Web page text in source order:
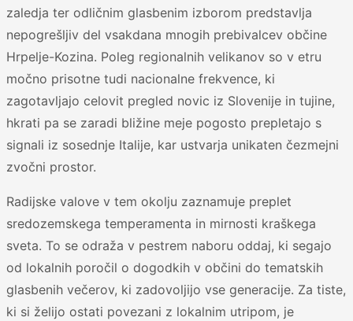
zaledja ter odličnim glasbenim izborom predstavlja
nepogrešljiv del vsakdana mnogih prebivalcev občine
Hrpelje-Kozina. Poleg regionalnih velikanov so v etru
močno prisotne tudi nacionalne frekvence, ki
zagotavljajo celovit pregled novic iz Slovenije in tujine,
hkrati pa se zaradi bližine meje pogosto prepletajo s
signali iz sosednje Italije, kar ustvarja unikaten čezmejni
zvočni prostor.
Radijske valove v tem okolju zaznamuje preplet
sredozemskega temperamenta in mirnosti kraškega
sveta. To se odraža v pestrem naboru oddaj, ki segajo
od lokalnih poročil o dogodkih v občini do tematskih
glasbenih večerov, ki zadovoljijo vse generacije. Za tiste,
ki si želijo ostati povezani z lokalnim utripom, je